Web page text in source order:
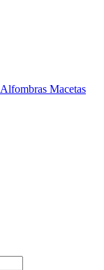
Alfombras Macetas